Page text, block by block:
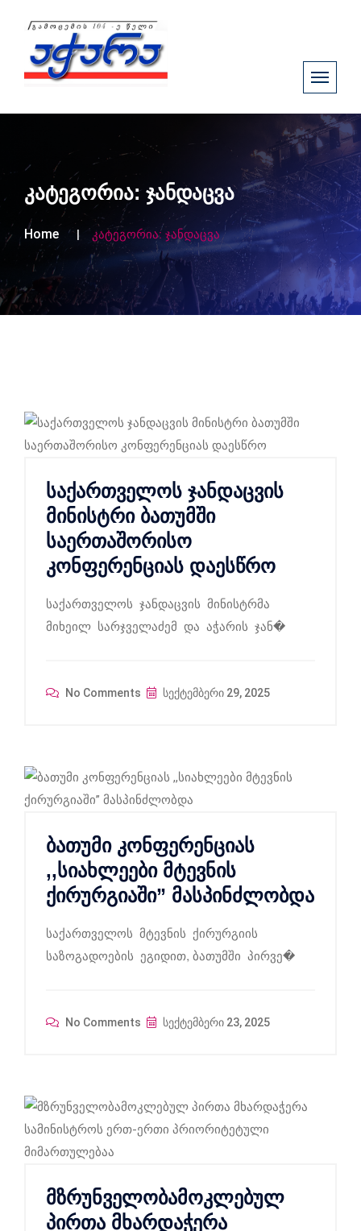
კატეგორია: ჯანდაცვა
Home კატეგორია: ჯანდაცვა
საქართველოს ჯანდაცვის
მინისტრი ბათუმში
საერთაშორისო
კონფერენციას დაესწრო
საქართველოს ჯანდაცვის მინისტრმა
მიხეილ სარჯველაძემ და აჭარის ჯან�
No Comments სექტემბერი 29, 2025
ბათუმი კონფერენციას
,,სიახლეები მტევნის
ქირურგიაში” მასპინძლობდა
საქართველოს მტევნის ქირურგიის
საზოგადოების ეგიდით, ბათუმში პირვე�
No Comments სექტემბერი 23, 2025
მზრუნველობამოკლებულ
პირთა მხარდაჭერა